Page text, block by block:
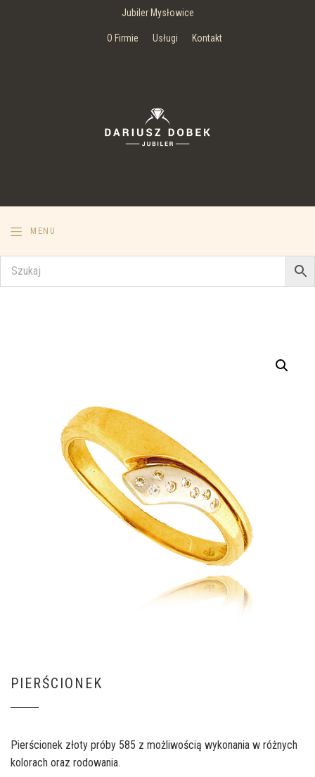
Jubiler Mysłowice
O Firmie Usługi Kontakt
MENU
PIERŚCIONEK
Pierścionek złoty próby 585 z możliwością wykonania w różnych
kolorach oraz rodowania.